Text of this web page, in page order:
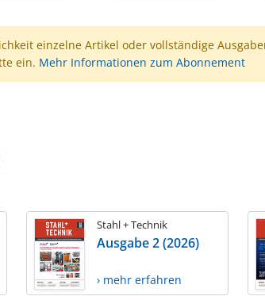
einzelne Artikel oder vollständige
ein. Mehr Informationen zum Abonnement
Stahl + Technik
Ausgabe 2 (2026)
› mehr erfahren